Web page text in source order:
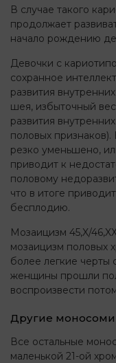
В случае такого
продолжает
начало рождению
Девочки с
сохранное
развития
шея, избыточный
развития
половых
резко уменьшено,
приводит к
половому
что в итоге
бесплодию.
Мозаицизм 45,X/
мозаицизм половых
более легкие черты
женщины прошли
воспроизвести
Другие
Все остальные
маленькой 21-ой